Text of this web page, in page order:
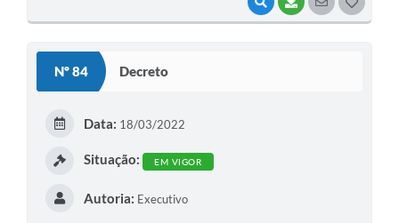
Nº 84 Decreto
Data: 18/03/2022
Situação: EM VIGOR
Autoria: Executivo